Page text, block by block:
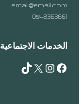
email@email.com
0548363661
الخدمات الاجتماعية
Facebook
Instagram
X
TikTok